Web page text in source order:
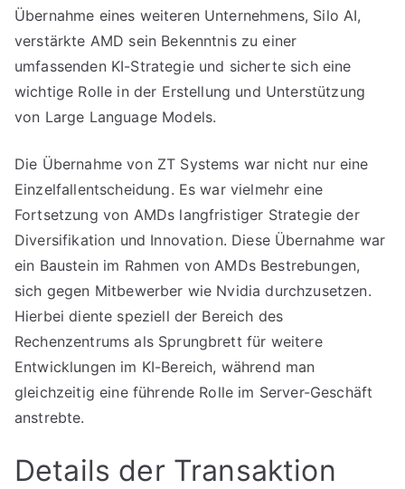
Übernahme eines weiteren Unternehmens, Silo AI,
verstärkte AMD sein Bekenntnis zu einer
umfassenden KI-Strategie und sicherte sich eine
wichtige Rolle in der Erstellung und Unterstützung
von Large Language Models.
Die Übernahme von ZT Systems war nicht nur eine
Einzelfallentscheidung. Es war vielmehr eine
Fortsetzung von AMDs langfristiger Strategie der
Diversifikation und Innovation. Diese Übernahme war
ein Baustein im Rahmen von AMDs Bestrebungen,
sich gegen Mitbewerber wie Nvidia durchzusetzen.
Hierbei diente speziell der Bereich des
Rechenzentrums als Sprungbrett für weitere
Entwicklungen im KI-Bereich, während man
gleichzeitig eine führende Rolle im Server-Geschäft
anstrebte.
Details der Transaktion